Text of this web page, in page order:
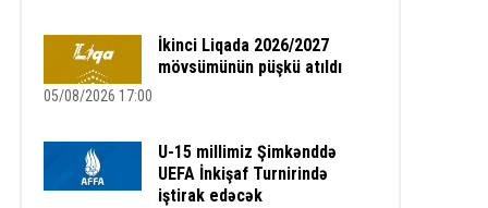
İkinci Liqada 2026/2027
mövsümünün püşkü atıldı
05/08/2026 17:00
U-15 millimiz Şimkənddə
UEFA İnkişaf Turnirində
iştirak edəcək